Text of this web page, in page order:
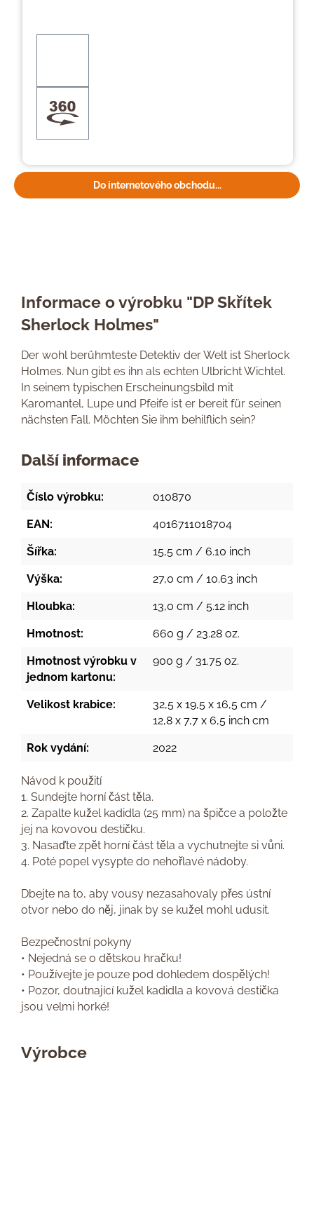
Do internetového obchodu...
Informace o výrobku "DP Skřítek
Sherlock Holmes"
Der wohl berühmteste Detektiv der Welt ist Sherlock
Holmes. Nun gibt es ihn als echten Ulbricht Wichtel.
In seinem typischen Erscheinungsbild mit
Karomantel, Lupe und Pfeife ist er bereit für seinen
nächsten Fall. Möchten Sie ihm behilflich sein?
Další informace
Číslo výrobku: 010870
EAN: 4016711018704
Šířka: 15,5 cm / 6.10 inch
Výška: 27,0 cm / 10.63 inch
Hloubka: 13,0 cm / 5.12 inch
Hmotnost: 660 g / 23.28 oz.
Hmotnost výrobku v
jednom kartonu:
900 g / 31.75 oz.
Velikost krabice:
32,5 x 19,5 x 16,5 cm /
12,8 x 7,7 x 6,5 inch cm
Rok vydání: 2022
Návod k použití
1. Sundejte horní část těla.
2. Zapalte kužel kadidla (25 mm) na špičce a položte
jej na kovovou destičku.
3. Nasaďte zpět horní část těla a vychutnejte si vůni.
4. Poté popel vysypte do nehořlavé nádoby.
Dbejte na to, aby vousy nezasahovaly přes ústní
otvor nebo do něj, jinak by se kužel mohl udusit.
Bezpečnostní pokyny
• Nejedná se o dětskou hračku!
• Používejte je pouze pod dohledem dospělých!
• Pozor, doutnající kužel kadidla a kovová destička
jsou velmi horké!
Výrobce